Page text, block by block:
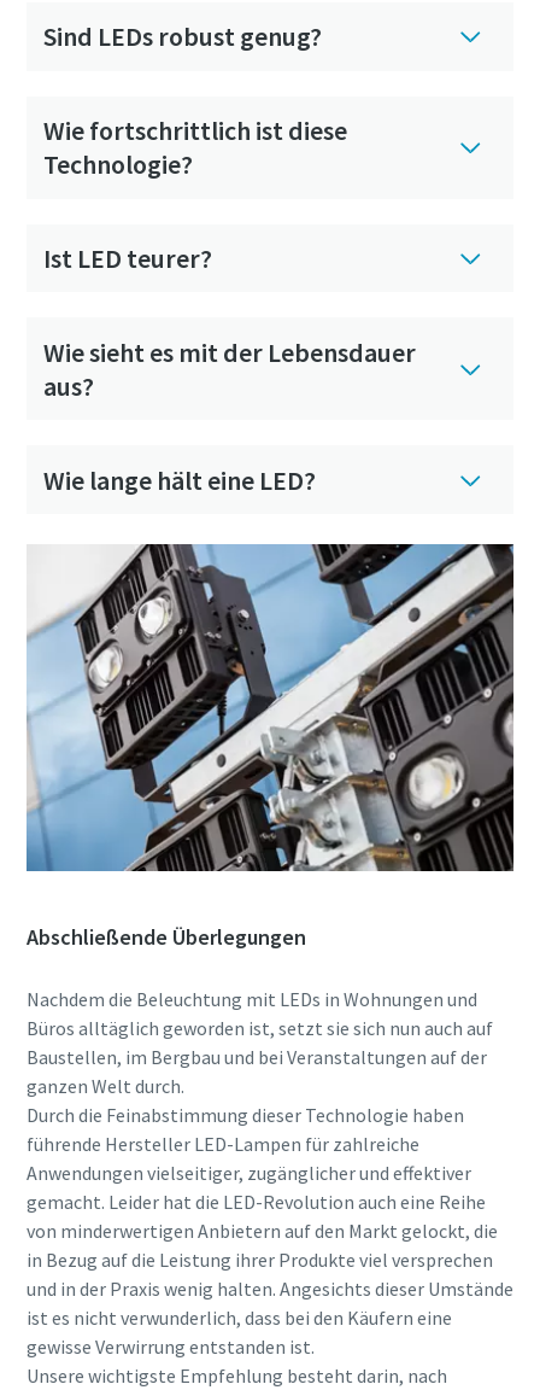
Sind LEDs robust genug?
Wie fortschrittlich ist diese
Technologie?
Ist LED teurer?
Wie sieht es mit der Lebensdauer
aus?
Wie lange hält eine LED?
Abschließende Überlegungen
Nachdem die Beleuchtung mit LEDs in Wohnungen und
Büros alltäglich geworden ist, setzt sie sich nun auch auf
Baustellen, im Bergbau und bei Veranstaltungen auf der
ganzen Welt durch.
Durch die Feinabstimmung dieser Technologie haben
führende Hersteller LED-Lampen für zahlreiche
Anwendungen vielseitiger, zugänglicher und effektiver
gemacht. Leider hat die LED-Revolution auch eine Reihe
von minderwertigen Anbietern auf den Markt gelockt, die
in Bezug auf die Leistung ihrer Produkte viel versprechen
und in der Praxis wenig halten. Angesichts dieser Umstände
ist es nicht verwunderlich, dass bei den Käufern eine
gewisse Verwirrung entstanden ist.
Unsere wichtigste Empfehlung besteht darin, nach